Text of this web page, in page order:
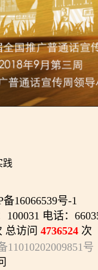
践
16066539号-1
电话：
总访问 4736524 次
11010202009851号